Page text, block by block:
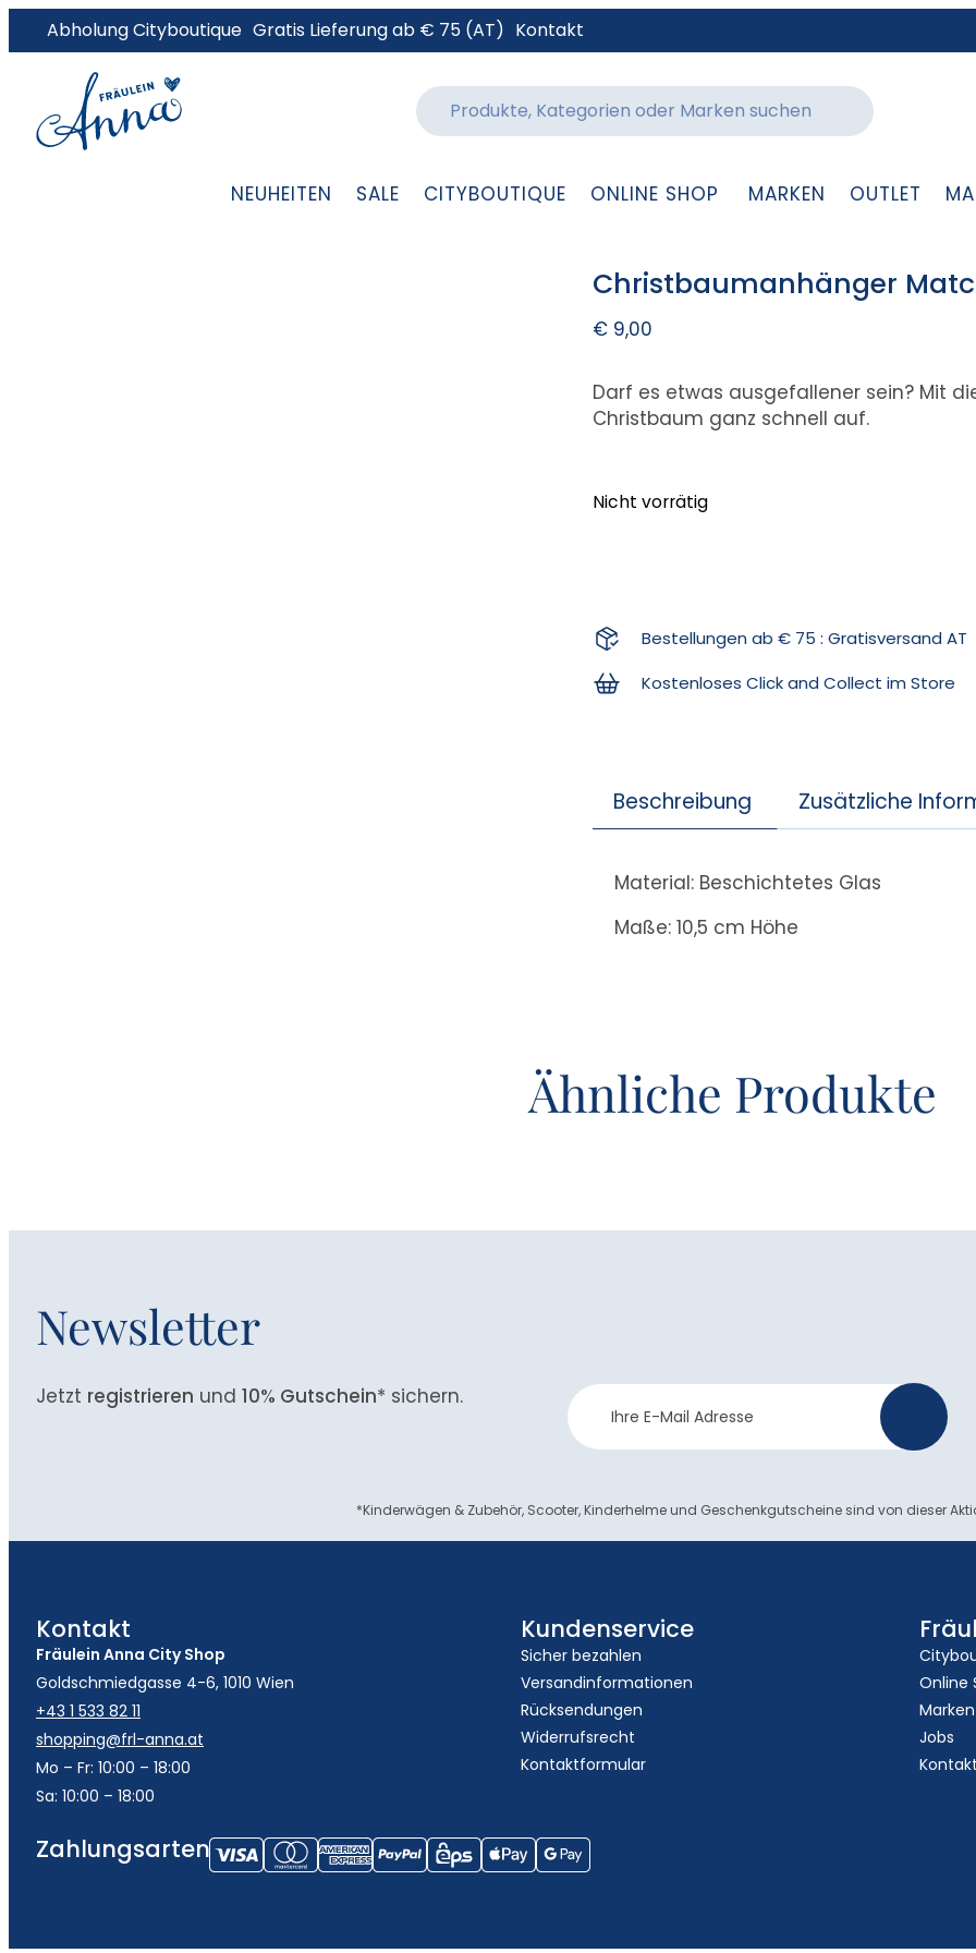
Abholung Cityboutique Gratis Lieferung ab € 75 (AT) Kontakt
NEUHEITEN SALE CITYBOUTIQUE ONLINE SHOP MARKEN OUTLET
Christbaumanhänger
€ 9,00
Darf es etwas ausgefallener sein? Mit
Christbaum ganz schnell auf.
Nicht vorrätig
Bestellungen ab € 75 : Gratisversand AT
Kostenloses Click and Collect im Store
Beschreibung Zusätzliche
Material: Beschichtetes Glas
Maße: 10,5 cm Höhe
Ähnliche Produkte
Newsletter
Jetzt registrieren und 10% Gutschein* sichern.
Newsletter
Anmeldung
*Kinderwägen & Zubehör, Scooter, Kinderhelme und Geschenkgutscheine sind von dieser
Kontakt
Fräulein Anna City Shop
Goldschmiedgasse 4-6, 1010 Wien
+43 1 533 82 11
shopping@frl-anna.at
Mo – Fr: 10:00 – 18:00
Sa: 10:00 – 18:00
Kundenservice
Sicher bezahlen
Versandinformationen
Rücksendungen
Widerrufsrecht
Kontaktformular
Online
Marken
Jobs
Kontakt
Zahlungsarten